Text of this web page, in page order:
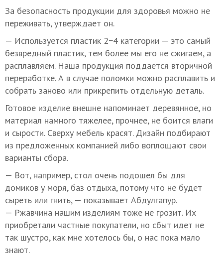
За безопасность продукции для здоровья можно не
переживать, утверждает он.
— Используется пластик 2−4 категории — это самый
безвредный пластик, тем более мы его не сжигаем, а
расплавляем. Наша продукция поддается вторичной
переработке. А в случае поломки можно расплавить и
собрать заново или прикрепить отдельную деталь.
Готовое изделие внешне напоминает деревянное, но
материал намного тяжелее, прочнее, не боится влаги
и сырости. Сверху мебель красят. Дизайн подбирают
из предложенных компанией либо воплощают свои
варианты сбора.
— Вот, например, стол очень подошел бы для
домиков у моря, баз отдыха, потому что не будет
сыреть или гнить, — показывает Абдулгапур.
— Ржавчина нашим изделиям тоже не грозит. Их
приобретали частные покупатели, но сбыт идет не
так шустро, как мне хотелось бы, о нас пока мало
знают.